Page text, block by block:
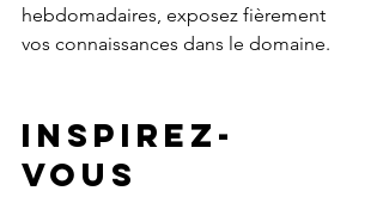
hebdomadaires, exposez fièrement
vos connaissances dans le domaine.
Inspirez-
vous